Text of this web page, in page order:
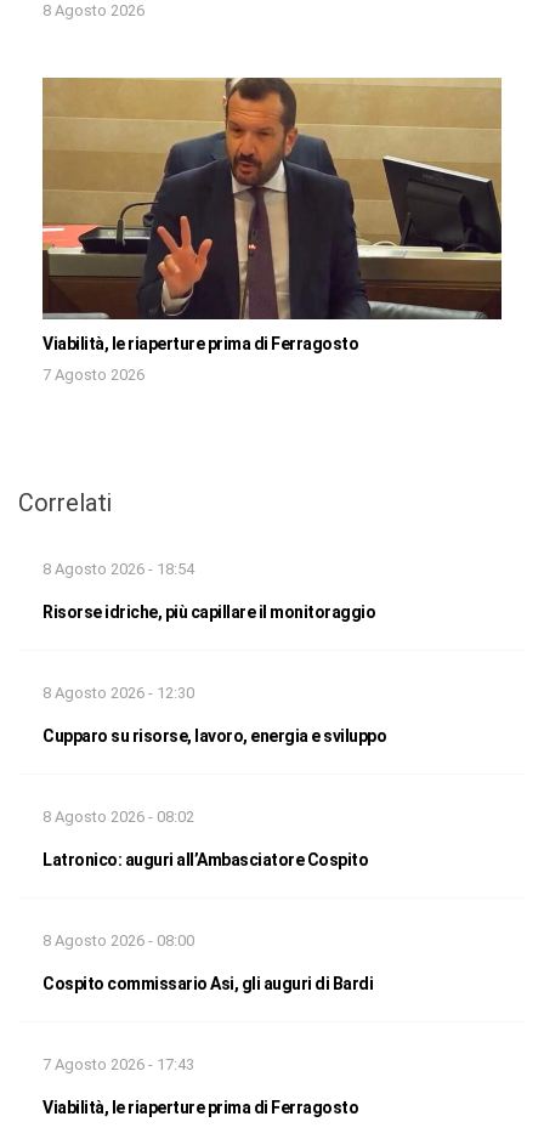
8 Agosto 2026
Viabilità, le riaperture prima di Ferragosto
7 Agosto 2026
Correlati
8 Agosto 2026 - 18:54
Risorse idriche, più capillare il monitoraggio
8 Agosto 2026 - 12:30
Cupparo su risorse, lavoro, energia e sviluppo
8 Agosto 2026 - 08:02
Latronico: auguri all’Ambasciatore Cospito
8 Agosto 2026 - 08:00
Cospito commissario Asi, gli auguri di Bardi
7 Agosto 2026 - 17:43
Viabilità, le riaperture prima di Ferragosto